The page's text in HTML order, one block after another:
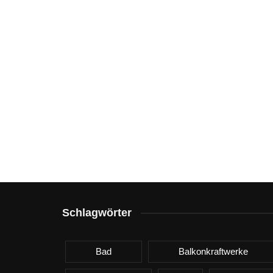
Schlagwörter
Bad Balkonkraftwerke